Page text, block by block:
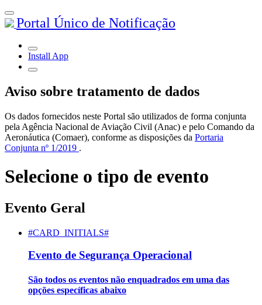
Portal Único de Notificação
Install App
Aviso sobre tratamento de dados
Os dados fornecidos neste Portal são utilizados de forma conjunta
pela Agência Nacional de Aviação Civil (Anac) e pelo Comando da
Aeronáutica (Comaer), conforme as disposições da Portaria
Conjunta nº 1/2019 .
Selecione o tipo de evento
Evento Geral
#CARD_INITIALS#
Evento de Segurança Operacional
São todos os eventos não enquadrados em uma das
opções específicas abaixo